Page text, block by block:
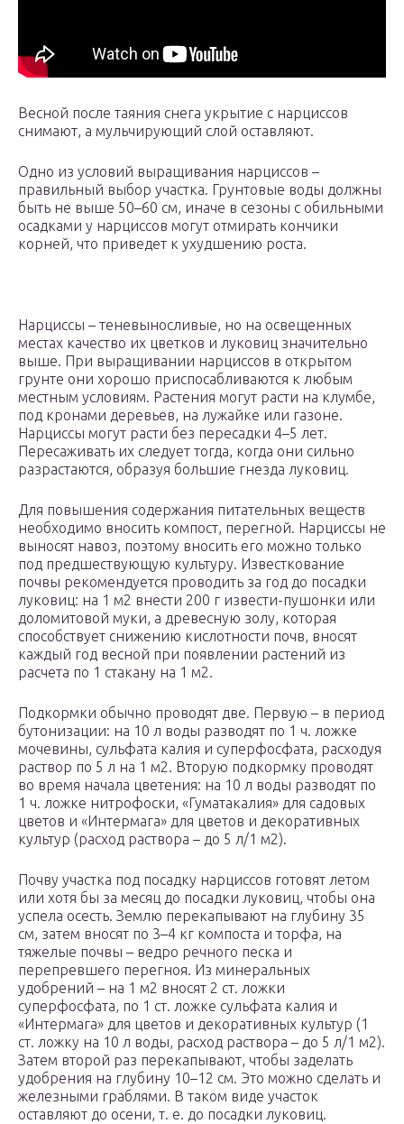
Весной после таяния снега укрытие с нарциссов
снимают, а мульчирующий слой оставляют.
Одно из условий выращивания нарциссов –
правильный выбор участка. Грунтовые воды должны
быть не выше 50–60 см, иначе в сезоны с обильными
осадками у нарциссов могут отмирать кончики
корней, что приведет к ухудшению роста.
Нарциссы – теневыносливые, но на освещенных
местах качество их цветков и луковиц значительно
выше. При выращивании нарциссов в открытом
грунте они хорошо приспосабливаются к любым
местным условиям. Растения могут расти на клумбе,
под кронами деревьев, на лужайке или газоне.
Нарциссы могут расти без пересадки 4–5 лет.
Пересаживать их следует тогда, когда они сильно
разрастаются, образуя большие гнезда луковиц.
Для повышения содержания питательных веществ
необходимо вносить компост, перегной. Нарциссы не
выносят навоз, поэтому вносить его можно только
под предшествующую культуру. Известкование
почвы рекомендуется проводить за год до посадки
луковиц: на 1 м2 внести 200 г извести-пушонки или
доломитовой муки, а древесную золу, которая
способствует снижению кислотности почв, вносят
каждый год весной при появлении растений из
расчета по 1 стакану на 1 м2.
Подкормки обычно проводят две. Первую – в период
бутонизации: на 10 л воды разводят по 1 ч. ложке
мочевины, сульфата калия и суперфосфата, расходуя
раствор по 5 л на 1 м2. Вторую подкормку проводят
во время начала цветения: на 10 л воды разводят по
1 ч. ложке нитрофоски, «Гуматакалия» для садовых
цветов и «Интермага» для цветов и декоративных
культур (расход раствора – до 5 л/1 м2).
Почву участка под посадку нарциссов готовят летом
или хотя бы за месяц до посадки луковиц, чтобы она
успела осесть. Землю перекапывают на глубину 35
см, затем вносят по 3–4 кг компоста и торфа, на
тяжелые почвы – ведро речного песка и
перепревшего перегноя. Из минеральных
удобрений – на 1 м2 вносят 2 ст. ложки
суперфосфата, по 1 ст. ложке сульфата калия и
«Интермага» для цветов и декоративных культур (1
ст. ложку на 10 л воды, расход раствора – до 5 л/1 м2).
Затем второй раз перекапывают, чтобы заделать
удобрения на глубину 10–12 см. Это можно сделать и
железными граблями. В таком виде участок
оставляют до осени, т. е. до посадки луковиц.